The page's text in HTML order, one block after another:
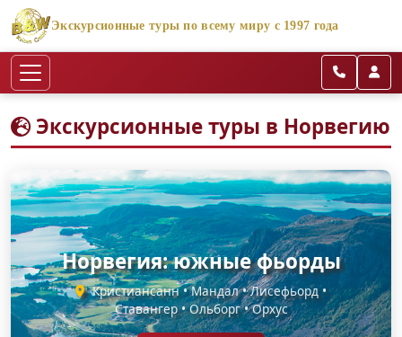
Экскурсионные туры по всему миру с 1997 года
Экскурсионные туры в Норвегию
Норвегия: южные фьорды
Кристиансанн • Мандал • Лисефьорд •
Ставангер • Ольборг • Орхус